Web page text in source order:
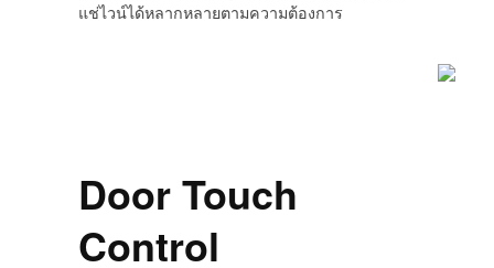
แช่ไวน์ได้หลากหลายตามความต้องการ
Door Touch
Control